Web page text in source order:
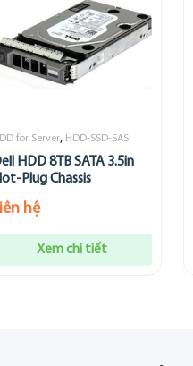
for Server, HDD-SSD-SAS
HDD 8TB SATA 3.5in
Plug Chassis
hệ
Xem chi tiết